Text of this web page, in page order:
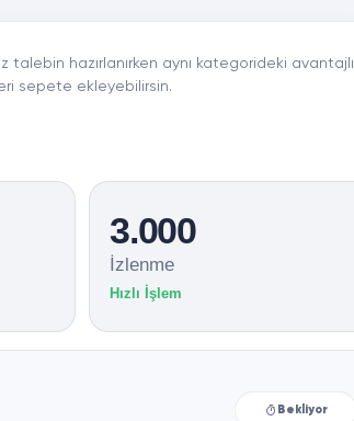
talebin hazırlanırken aynı kategorideki avantajlı
sepete ekleyebilirsin.
3.000
İzlenme
Hızlı İşlem
Bekliyor